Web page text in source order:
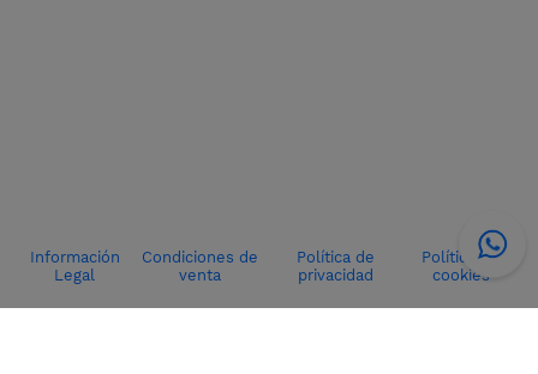
Información
Legal
Condiciones de
venta
Política de
privacidad
Política de
cookies